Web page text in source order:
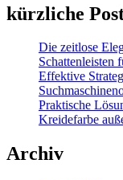
kürzliche
Die zeitlose
Schattenleisten
Effektive
Praktische
Kreidefarbe
Archiv